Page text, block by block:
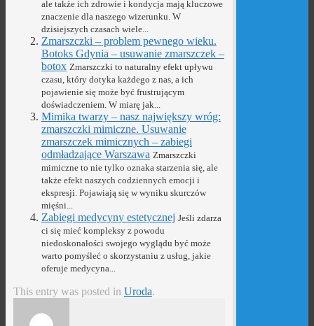
ale także ich zdrowie i kondycja mają kluczowe
znaczenie dla naszego wizerunku. W
dzisiejszych czasach wiele...
Zmarszczki – problem pewnego wieku.
Botoks Gdynia – usuwanie zmarszczek –
botox Zmarszczki to naturalny efekt upływu
czasu, który dotyka każdego z nas, a ich
pojawienie się może być frustrującym
doświadczeniem. W miarę jak...
Mimika twarzy – nasz największy wróg:
zmarszczki mimiczne. Usuwanie
zmarszczek mimicznych – zabiegi
odmładzające Warszawa Zmarszczki
mimiczne to nie tylko oznaka starzenia się, ale
także efekt naszych codziennych emocji i
ekspresji. Pojawiają się w wyniku skurczów
mięśni...
Zabiegi medycyny estetycznej Jeśli zdarza
ci się mieć kompleksy z powodu
niedoskonałości swojego wyglądu być może
warto pomyśleć o skorzystaniu z usług, jakie
oferuje medycyna...
This entry was posted in Uroda.